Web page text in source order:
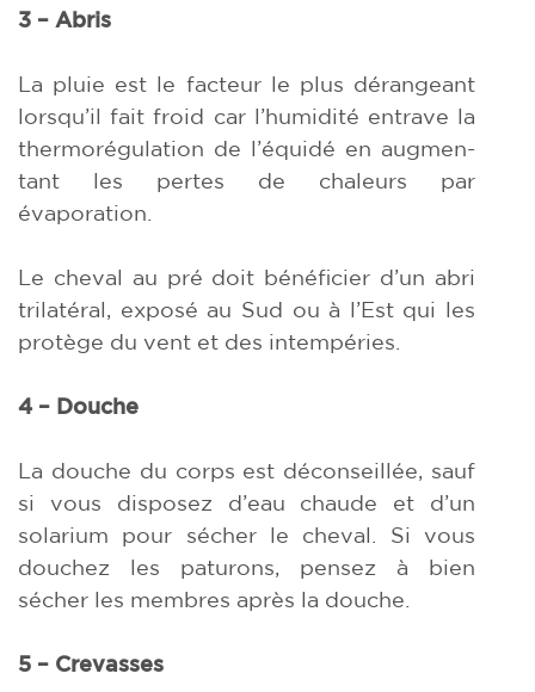
3 – Abris
La pluie est le facteur le plus dérangeant
lorsqu’il fait froid car l’humidité entrave la
thermorégulation de l’équidé en augmen-
tant les pertes de chaleurs par
évaporation.
Le cheval au pré doit bénéficier d’un abri
trilatéral, exposé au Sud ou à l’Est qui les
protège du vent et des intempéries.
4 – Douche
La douche du corps est déconseillée, sauf
si vous disposez d’eau chaude et d’un
solarium pour sécher le cheval. Si vous
douchez les paturons, pensez à bien
sécher les membres après la douche.
5 – Crevasses